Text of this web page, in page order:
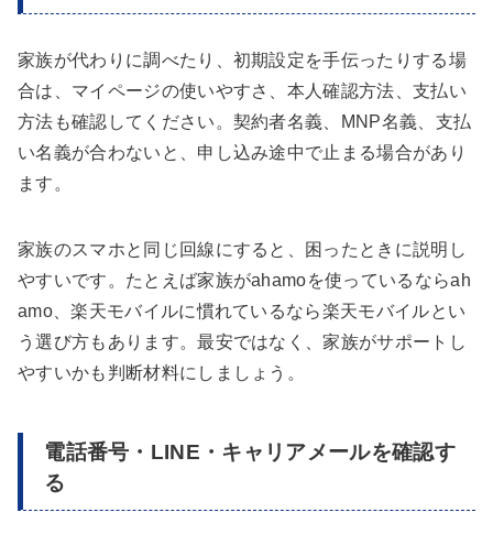
家族が代わりに調べたり、初期設定を手伝ったりする場
合は、マイページの使いやすさ、本人確認方法、支払い
方法も確認してください。契約者名義、MNP名義、支払
い名義が合わないと、申し込み途中で止まる場合があり
ます。
家族のスマホと同じ回線にすると、困ったときに説明し
やすいです。たとえば家族がahamoを使っているならah
amo、楽天モバイルに慣れているなら楽天モバイルとい
う選び方もあります。最安ではなく、家族がサポートし
やすいかも判断材料にしましょう。
電話番号・LINE・キャリアメールを確認す
る